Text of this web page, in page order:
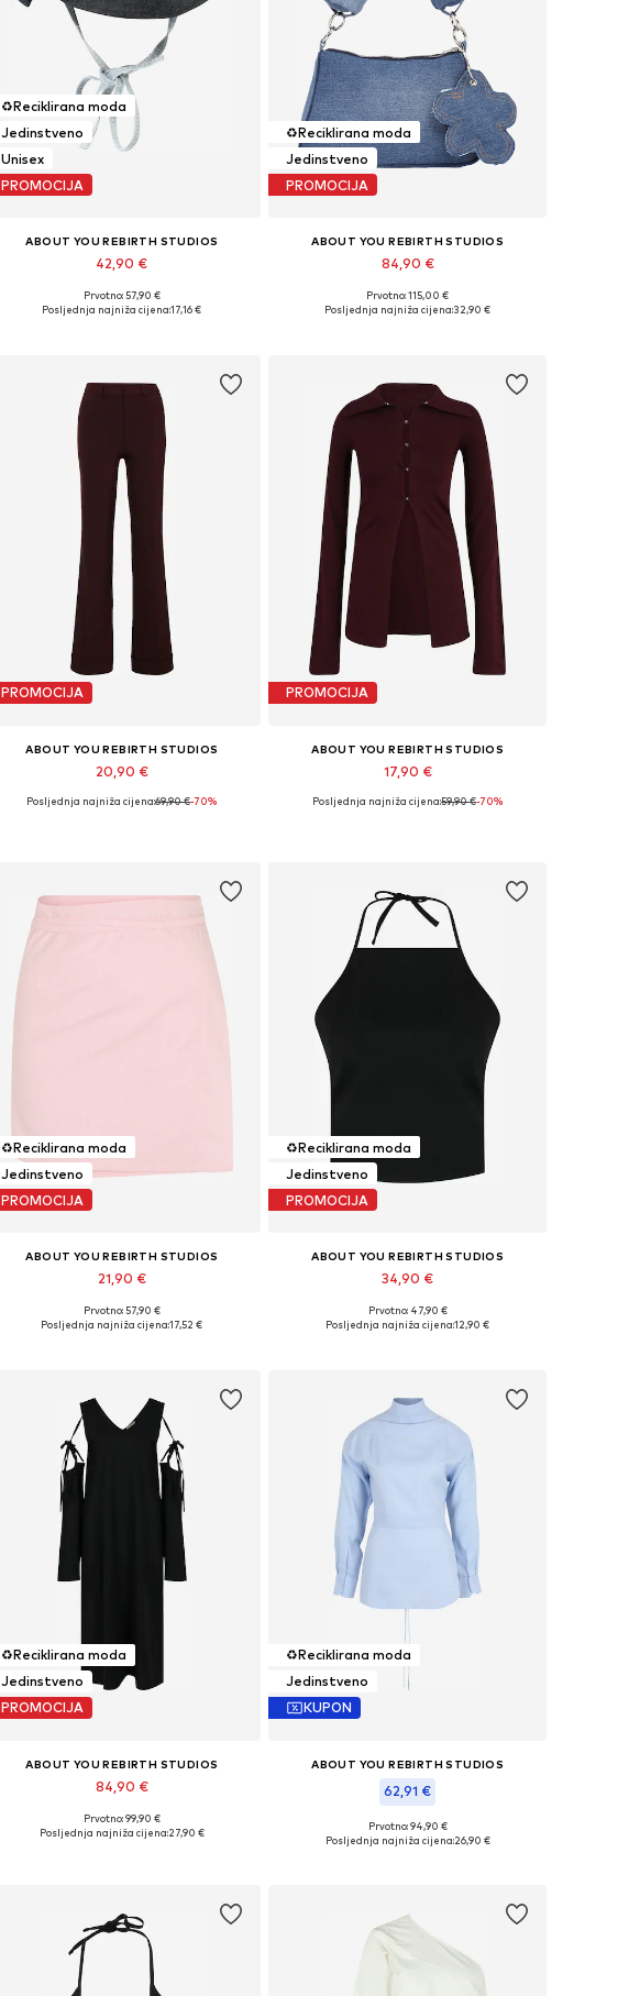
♻️Reciklirana moda
Jedinstveno
Unisex
PROMOCIJA
ABOUT YOU REBIRTH STUDIOS
42,90 €
Dostupne veličine: 55-56, 57-58
Prvotno: 57,90 €
Posljednja najniža cijena:17,16 €
♻️Reciklirana moda
Jedinstveno
PROMOCIJA
ABOUT YOU REBIRTH STUDIOS
84,90 €
Dostupne veličine: Einheitsgröße
Prvotno: 115,00 €
Posljednja najniža cijena:32,90 €
PROMOCIJA
ABOUT YOU REBIRTH STUDIOS
20,90 €
Dostupne veličine: 34, 36, 38
Posljednja najniža cijena:69,90 €-70%
PROMOCIJA
ABOUT YOU REBIRTH STUDIOS
17,90 €
Dostupne veličine: XS, S
Posljednja najniža cijena:59,90 €-70%
♻️Reciklirana moda
Jedinstveno
PROMOCIJA
ABOUT YOU REBIRTH STUDIOS
21,90 €
Dostupne veličine: 36, 38
Prvotno: 57,90 €
Posljednja najniža cijena:17,52 €
♻️Reciklirana moda
Jedinstveno
PROMOCIJA
ABOUT YOU REBIRTH STUDIOS
34,90 €
Dostupne veličine: M, L
Prvotno: 47,90 €
Posljednja najniža cijena:12,90 €
♻️Reciklirana moda
Jedinstveno
PROMOCIJA
ABOUT YOU REBIRTH STUDIOS
84,90 €
Dostupne veličine: 36, 38
Prvotno: 99,90 €
Posljednja najniža cijena:27,90 €
♻️Reciklirana moda
Jedinstveno
KUPON
ABOUT YOU REBIRTH STUDIOS
62,91 €
Dostupne veličine: L, XL
Prvotno: 94,90 €
Posljednja najniža cijena:26,90 €